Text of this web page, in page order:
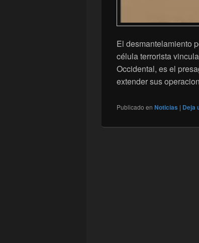
El desmantelamiento
célula terrorista
Occidental, es el
extender sus
Publicado en Noticias | Deja